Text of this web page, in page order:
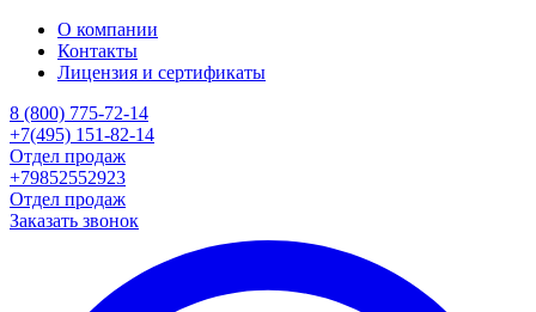
О компании
Контакты
Лицензия и сертификаты
8 (800) 775-72-14
+7(495) 151-82-14
Отдел продаж
+79852552923
Отдел продаж
Заказать звонок